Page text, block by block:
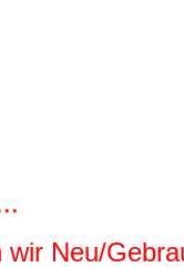
Neu/